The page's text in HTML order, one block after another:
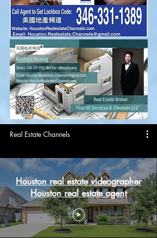
Real Estate Channels
Houston real estate videographer
Houston real estate agent